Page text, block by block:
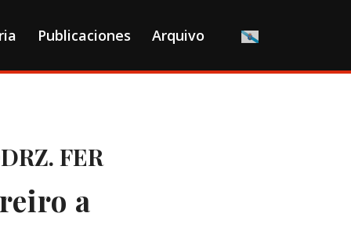
Publicaciones Arquivo
FER
a